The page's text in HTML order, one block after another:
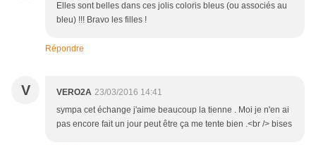
Elles sont belles dans ces jolis coloris bleus (ou associés au
bleu) !!! Bravo les filles !
Répondre
V VERO2A 23/03/2016 14:41
sympa cet échange j'aime beaucoup la tienne . Moi je n'en ai
pas encore fait un jour peut être ça me tente bien .<br /> bises